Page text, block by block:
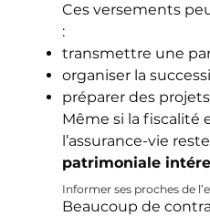
Ces versements
:
transmettre une
organiser la
préparer des
Même si la fiscalité
l’assurance-vie reste
patrimoniale
Informer ses proches de
Beaucoup de